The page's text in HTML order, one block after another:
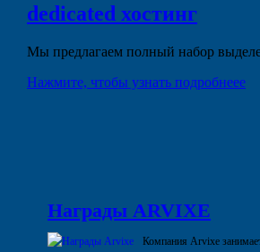
dedicated хостинг
Мы предлагаем полный набор
Нажмите, чтобы узнать подробнеее
Награды ARVIXE
Компания Arvixe